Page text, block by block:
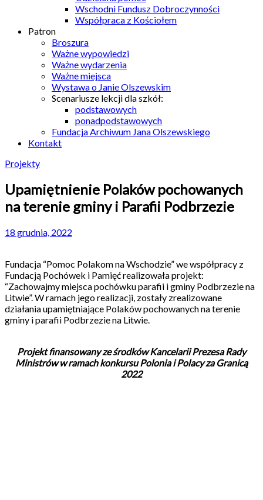
Wschodni Fundusz Dobroczynności
Współpraca z Kościołem
Patron
Broszura
Ważne wypowiedzi
Ważne wydarzenia
Ważne miejsca
Wystawa o Janie Olszewskim
Scenariusze lekcji dla szkół:
podstawowych
ponadpodstawowych
Fundacja Archiwum Jana Olszewskiego
Kontakt
Projekty
Upamiętnienie Polaków pochowanych
na terenie gminy i Parafii Podbrzezie
18 grudnia, 2022
Fundacja “Pomoc Polakom na Wschodzie” we współpracy z
Fundacją Pochówek i Pamięć realizowała projekt:
“Zachowajmy miejsca pochówku parafii i gminy Podbrzezie na
Litwie”. W ramach jego realizacji, zostały zrealizowane
działania upamiętniające Polaków pochowanych na terenie
gminy i parafii Podbrzezie na Litwie.
Projekt finansowany ze środków Kancelarii Prezesa Rady
Ministrów w ramach konkursu Polonia i Polacy za Granicą
2022